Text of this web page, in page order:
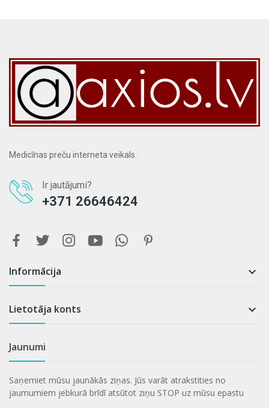
Medicīnas preču interneta veikals.
Ir jautājumi?
+371 26646424
Informācija 
Lietotāja konts 
Jaunumi
Saņemiet mūsu jaunākās ziņas. Jūs varāt atrakstities no
jaumumiem jebkurā brīdī atsūtot ziņu STOP uz mūsu epastu